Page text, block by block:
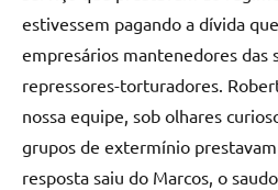
estivessem pagando a dívida
empresários mantenedores das
repressores-torturadores.
nossa equipe, sob olhares
grupos de extermínio
resposta saiu do Marcos, o